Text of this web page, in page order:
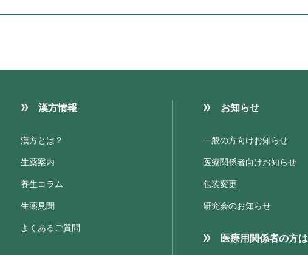
漢方情報
漢方とは？
生薬案内
養生コラム
生薬見聞
よくあるご質問
お知らせ
一般の方向けお知らせ
医療関係者向けお知らせ
包装変更
研究会のお知らせ
医療用関係者の方